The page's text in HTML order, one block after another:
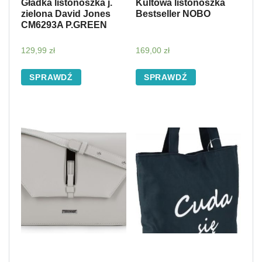
Gładka listonoszka j.
zielona David Jones
CM6293A P.GREEN
129,99 zł
SPRAWDŹ
Kultowa listonoszka
Bestseller NOBO
169,00 zł
SPRAWDŹ